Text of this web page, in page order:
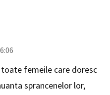
femeile care doresc
sprancenelor lor,